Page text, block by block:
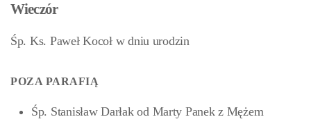
Wieczór
Śp. Ks. Paweł Kocoł w dniu urodzin
POZA PARAFIĄ
Śp. Stanisław Darłak od Marty Panek z Mężem